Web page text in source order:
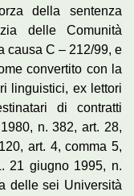
della sentenza
delle Comunità
causa C – 212/99, e
convertito con la
linguistici, ex lettori
di contratti
n. 382, art. 28,
art. 4, comma 5,
21 giugno 1995, n.
delle sei Università